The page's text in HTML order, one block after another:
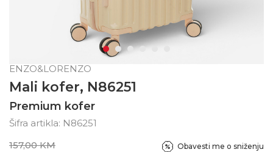
ENZO&LORENZO
Mali kofer, N86251
Premium kofer
Šifra artikla: N86251
157,00 KM Obavesti me o sniženju